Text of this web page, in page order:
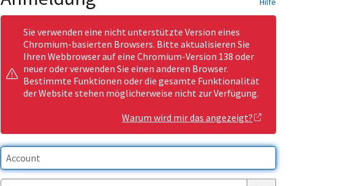
Sie verwenden eine nicht unterstützte Version eines
Chromium-basierten Browsers. Bitte aktualisieren Sie
Ihren Webbrowser auf eine Chromium-Version 138 oder
neuer oder verwenden Sie einen anderen Browser.
Bestimmte Funktionen oder die gesamte Funktionalität
der Website stehen möglicherweise nicht zur Verfügung.
Warum wird mir das angezeigt?